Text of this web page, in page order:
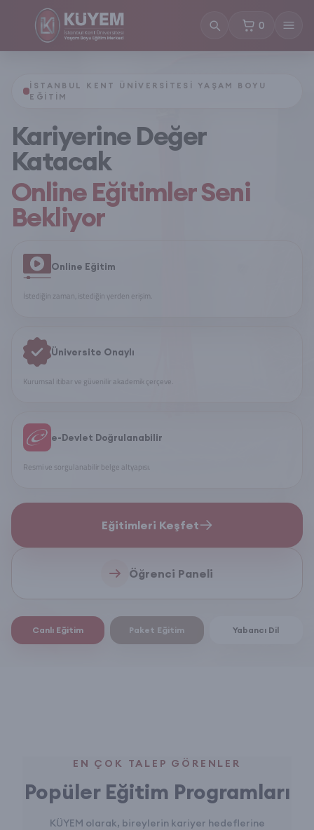
0
sepetteki
İSTANBUL KENT ÜNIVERSITESI YAŞAM BOYU
EĞITIM
Kariyerine Değer
Katacak
Online Eğitimler Seni
Bekliyor
Online Eğitim
İstediğin zaman, istediğin yerden erişim.
Üniversite Onaylı
Kurumsal itibar ve güvenilir akademik çerçeve.
e-Devlet Doğrulanabilir
Resmi ve sorgulanabilir belge altyapısı.
Eğitimleri Keşfet
Öğrenci Paneli
Canlı Eğitim Paket Eğitim Yabancı Dil
EN ÇOK TALEP GÖRENLER
Popüler Eğitim Programları
KÜYEM olarak, bireylerin kariyer hedeflerine